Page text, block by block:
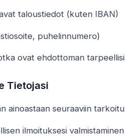
taloustiedot (kuten IBAN)
puhelinnumero)
ovat ehdottoman
Tietojasi
ainoastaan seuraaviin
ilmoituksesi